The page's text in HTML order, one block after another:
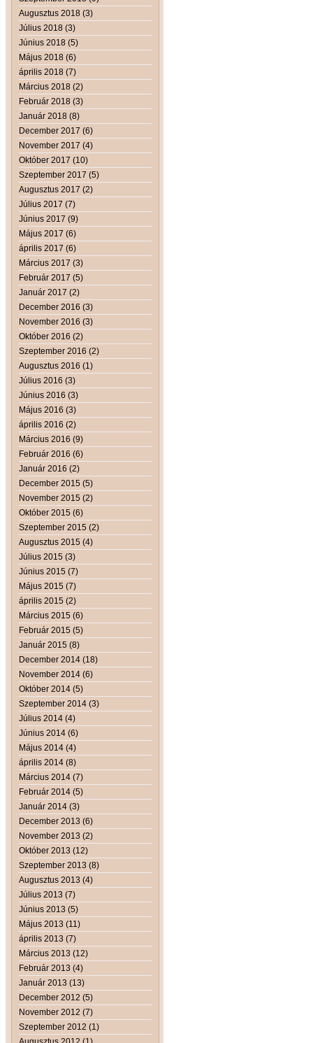
Augusztus 2018 (3)
Július 2018 (3)
Június 2018 (5)
Május 2018 (6)
április 2018 (7)
Március 2018 (2)
Február 2018 (3)
Január 2018 (8)
December 2017 (6)
November 2017 (4)
Október 2017 (10)
Szeptember 2017 (5)
Augusztus 2017 (2)
Július 2017 (7)
Június 2017 (9)
Május 2017 (6)
április 2017 (6)
Március 2017 (3)
Február 2017 (5)
Január 2017 (2)
December 2016 (3)
November 2016 (3)
Október 2016 (2)
Szeptember 2016 (2)
Augusztus 2016 (1)
Július 2016 (3)
Június 2016 (3)
Május 2016 (3)
április 2016 (2)
Március 2016 (9)
Február 2016 (6)
Január 2016 (2)
December 2015 (5)
November 2015 (2)
Október 2015 (6)
Szeptember 2015 (2)
Augusztus 2015 (4)
Július 2015 (3)
Június 2015 (7)
Május 2015 (7)
április 2015 (2)
Március 2015 (6)
Február 2015 (5)
Január 2015 (8)
December 2014 (18)
November 2014 (6)
Október 2014 (5)
Szeptember 2014 (3)
Július 2014 (4)
Június 2014 (6)
Május 2014 (4)
április 2014 (8)
Március 2014 (7)
Február 2014 (5)
Január 2014 (3)
December 2013 (6)
November 2013 (2)
Október 2013 (12)
Szeptember 2013 (8)
Augusztus 2013 (4)
Július 2013 (7)
Június 2013 (5)
Május 2013 (11)
április 2013 (7)
Március 2013 (12)
Február 2013 (4)
Január 2013 (13)
December 2012 (5)
November 2012 (7)
Szeptember 2012 (1)